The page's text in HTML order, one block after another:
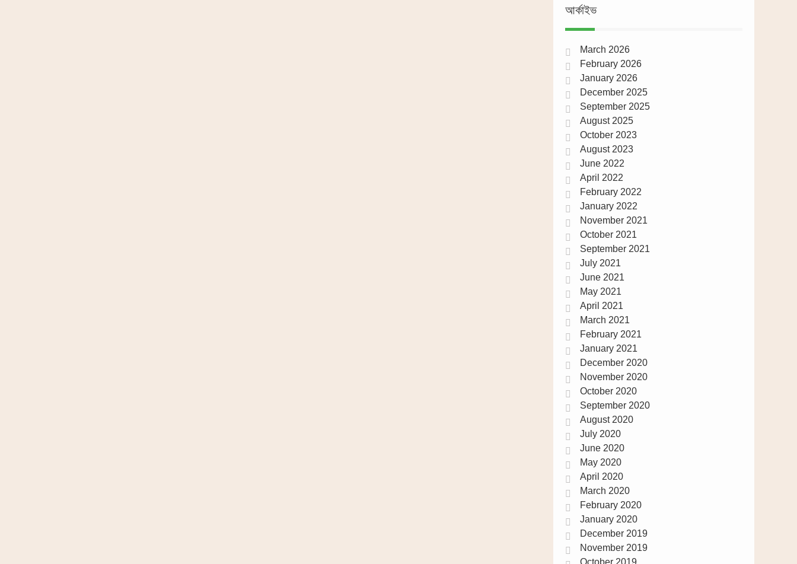
আর্কাইভ
March 2026
February 2026
January 2026
December 2025
September 2025
August 2025
October 2023
August 2023
June 2022
April 2022
February 2022
January 2022
November 2021
October 2021
September 2021
July 2021
June 2021
May 2021
April 2021
March 2021
February 2021
January 2021
December 2020
November 2020
October 2020
September 2020
August 2020
July 2020
June 2020
May 2020
April 2020
March 2020
February 2020
January 2020
December 2019
November 2019